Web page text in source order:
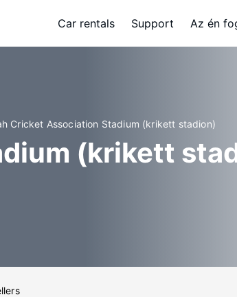
Car rentals Support Az én
Cricket Association Stadium (krikett stadion)
(krikett